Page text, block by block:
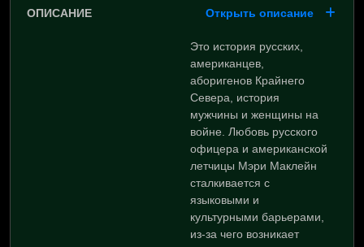
Открыть описание
Это история русских,
американцев,
аборигенов Крайнего
Севера, история
мужчины и женщины на
войне. Любовь русского
офицера и американской
летчицы Мэри Маклейн
сталкивается с
языковыми и
культурными барьерами,
из-за чего возникает